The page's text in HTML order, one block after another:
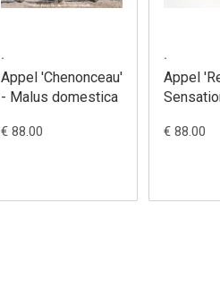
.
Appel 'Chenonceau'
- Malus domestica
€ 88.00
.
Appel
€ 88.00